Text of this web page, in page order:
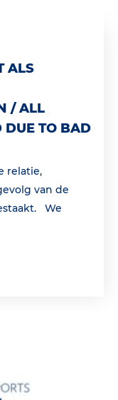
ALS
/ ALL
DUE TO BAD
relatie,
van de
We